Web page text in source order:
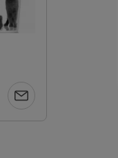
Powiadom
o